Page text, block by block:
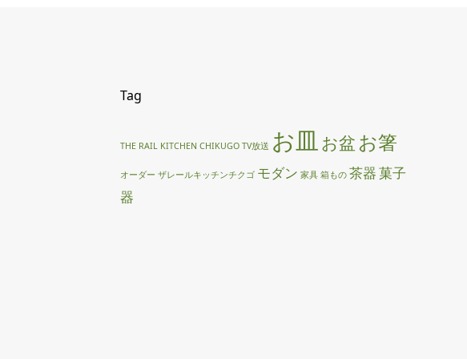
Tag
THE RAIL KITCHEN CHIKUGO TV放送 お皿お盆お箸
オーダー ザレールキッチンチクゴ モダン 家具 箱もの 茶器菓子
器